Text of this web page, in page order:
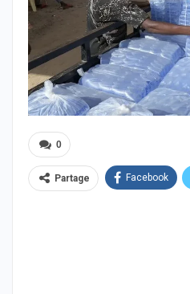
0
Partage Facebook